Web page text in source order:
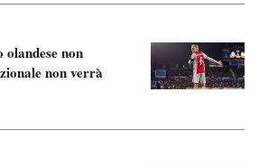
Altrecose
non
non verrà